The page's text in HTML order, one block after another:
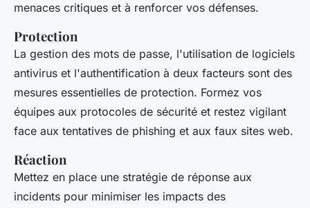
menaces critiques et à renforcer vos défenses.
Protection
La gestion des mots de passe, l'utilisation de logiciels
antivirus et l'authentification à deux facteurs sont des
mesures essentielles de protection. Formez vos
équipes aux protocoles de sécurité et restez vigilant
face aux tentatives de phishing et aux faux sites web.
Réaction
Mettez en place une stratégie de réponse aux
incidents pour minimiser les impacts des